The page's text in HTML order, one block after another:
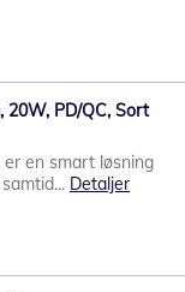
20W, PD/QC, Sort
er en smart løsning
Detaljer